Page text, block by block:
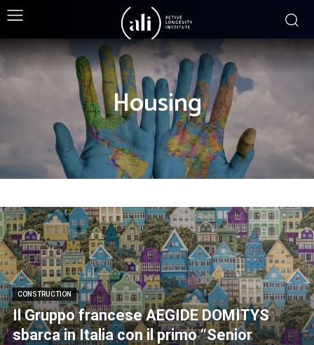
Housing
CONSTRUCTION
Il Gruppo francese AEGIDE DOMITYS
sbarca in Italia con il primo “Senior